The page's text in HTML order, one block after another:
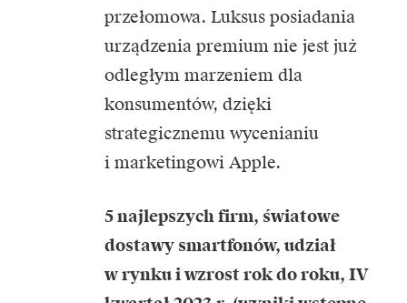
przełomowa. Luksus posiadania
urządzenia premium nie jest już
odległym marzeniem dla
konsumentów, dzięki
strategicznemu wycenianiu
i marketingowi Apple.
5 najlepszych firm, światowe
dostawy smartfonów, udział
w rynku i wzrost rok do roku, IV